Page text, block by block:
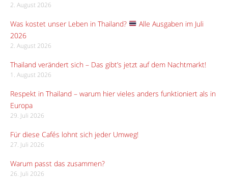
2. August 2026
Was kostet unser Leben in Thailand?
Alle Ausgaben im Juli
2026
2. August 2026
Thailand verändert sich – Das gibt’s jetzt auf dem Nachtmarkt!
1. August 2026
Respekt in Thailand – warum hier vieles anders funktioniert als in
Europa
29. Juli 2026
Für diese Cafés lohnt sich jeder Umweg!
27. Juli 2026
Warum passt das zusammen?
26. Juli 2026